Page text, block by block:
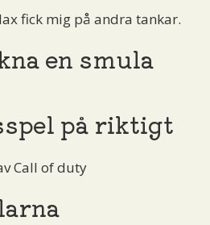
fick mig på andra tankar.
en smula
på riktigt
Call of duty